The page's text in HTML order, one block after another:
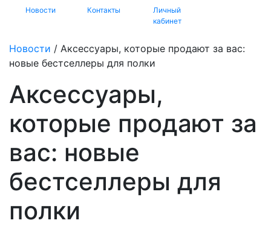
Новости Контакты
Личный
кабинет
Новости / Аксессуары, которые продают за вас:
новые бестселлеры для полки
Аксессуары,
которые продают за
вас: новые
бестселлеры для
полки